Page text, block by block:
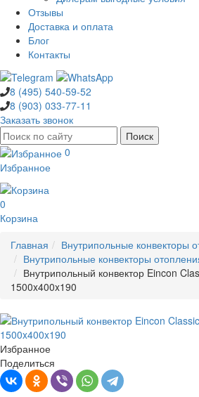
Отзывы
Доставка и оплата
Блог
Контакты
8 (495) 540-59-52
8 (903) 033-77-11
Заказать звонок
0
Избранное
0
Корзина
Главная
Внутрипольные конвекторы
Внутрипольные конвекторы
Внутрипольный конвектор Eincon
1500x400x190
Избранное
Поделиться